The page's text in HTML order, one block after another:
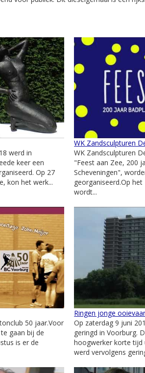
werd in
keer een
Op 27
kon het werk...
WK Zandsculpturen
WK Zandsculpturen
"Feest aan Zee, 200
Scheveningen",
georganiseerd.Op
wordt...
50 jaar.Voor
gaan bij de
is er de
Ringen jonge
Op zaterdag 9 juni
geringd in Voorburg.
hoogwerker korte tijd
werd vervolgens